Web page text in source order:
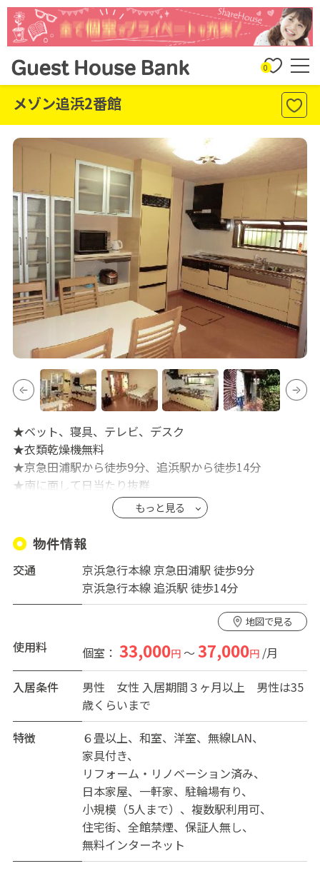
0
メゾン追浜2番館
★ベット、寝具、テレビ、デスク
★衣類乾燥機無料
★京急田浦駅から徒歩9分、追浜駅から徒歩14分
★南に面して日当たり抜群
★個室の収納が充実
★緑の多い静かな環境
★古い民家を改修した和風なシェアハウス
もっと見る
物件情報
交通
京浜急行本線 京急田浦駅 徒歩9分
京浜急行本線 追浜駅 徒歩14分
地図で見る
使用料 個室： 33,000円～37,000円/月
入居条件
男性 女性 入居期間３ヶ月以上 男性は35
歳くらいまで
特徴
６畳以上 和室 洋室
無線LAN
家具付き
リフォーム・リノベーション済み
日本家屋
一軒家
駐輪場有り
小規模（5人まで）
複数駅利用可
住宅街
全館禁煙
保証人無し
無料インターネット